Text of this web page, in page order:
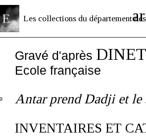
Les collections du département des
Gravé d'après
Ecole française
Antar prend Dadji et le
INVENTAIRES ET